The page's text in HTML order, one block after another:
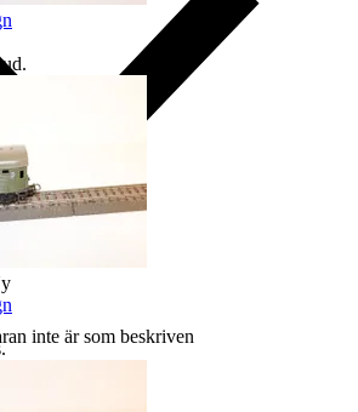
inte är som beskriven
.
.